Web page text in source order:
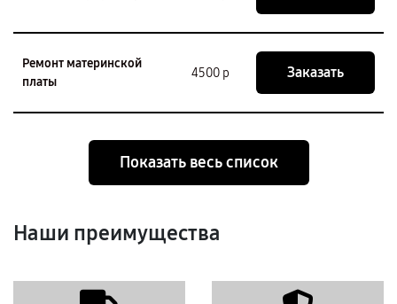
Ремонт материнской
платы
4500 р Заказать
Показать весь список
Наши преимущества